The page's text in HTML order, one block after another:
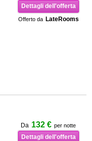
Dettagli dell'offerta
Offerto da LateRooms
Da 132 € per notte
Dettagli dell'offerta